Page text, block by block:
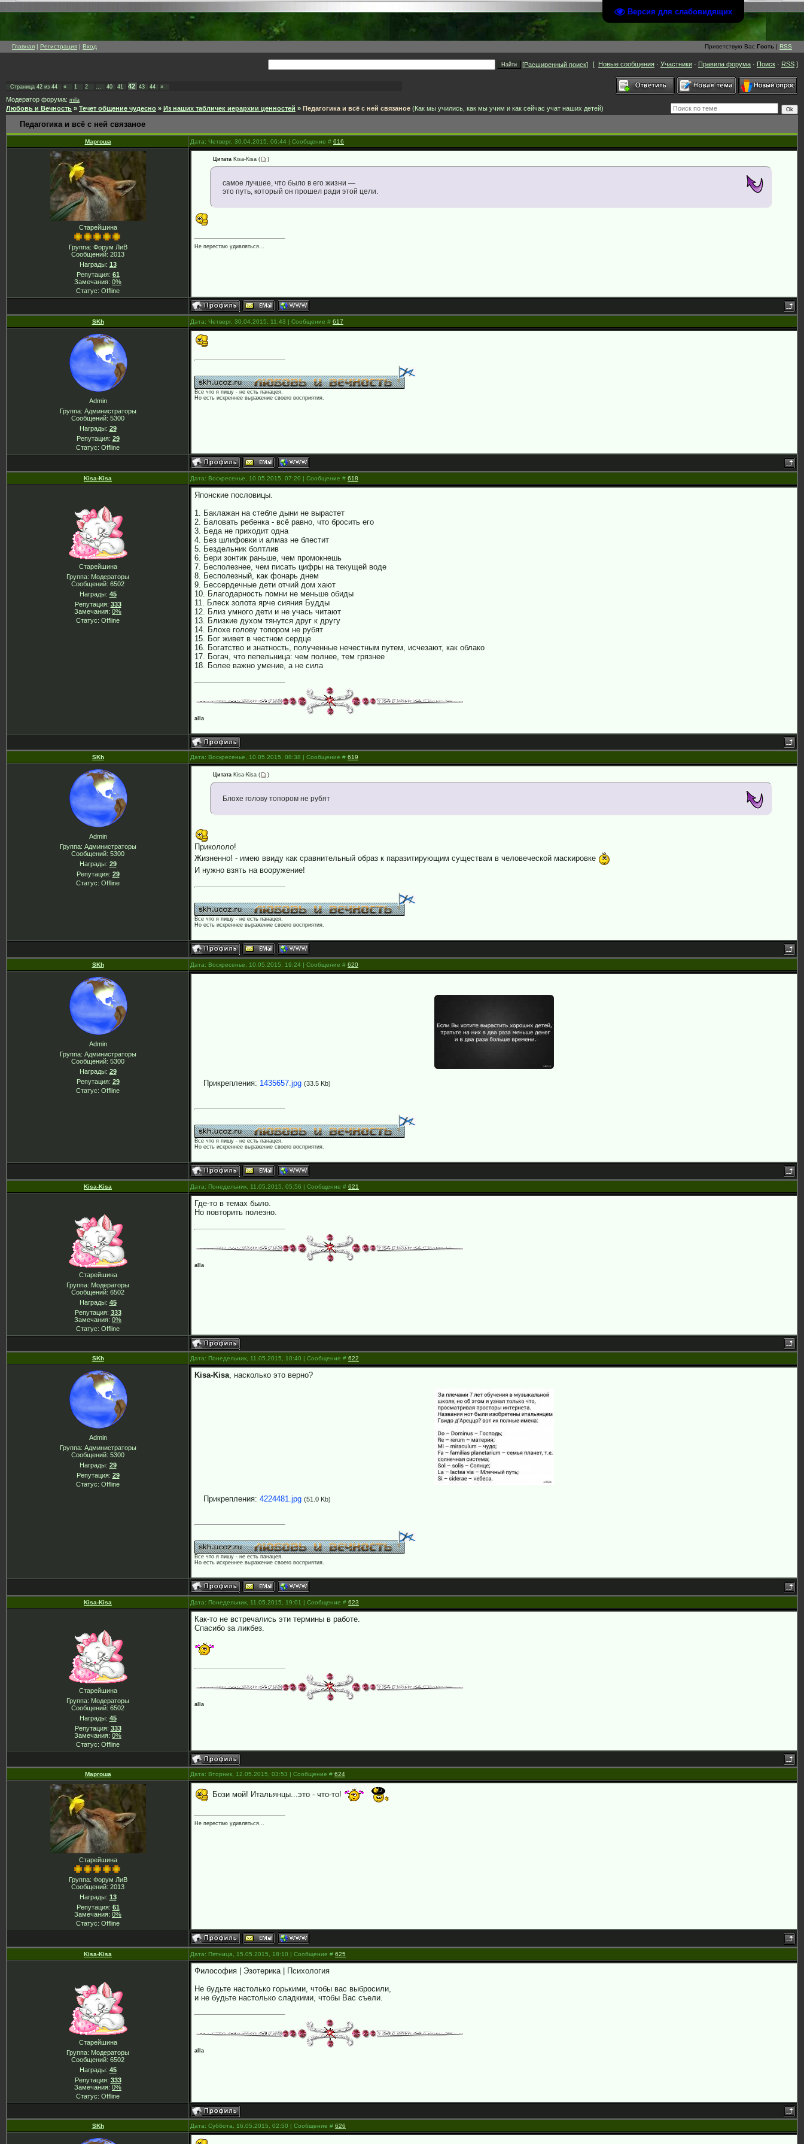
Версия для слабовидящих
Главная | Регистрация | Вход Приветствую Вас Гость | RSS
[Расширенный поиск] [ Новые сообщения · Участники · Правила форума · Поиск · RSS ]
Страница 42 из 44 « 1 2 … 40 41 42 43 44 »
Модератор форума: mila
Любовь и Вечность » Течет общение чудесно » Из наших табличек иерархии ценностей » Педагогика и всё с ней связаное (Как мы учились, как мы учим и как сейчас учат наших детей)
Педагогика и всё с ней связаное
Маргоша Дата: Четверг, 30.04.2015, 06:44 | Сообщение # 616
Старейшина
Группа: Форум ЛиВ
Сообщений: 2013
Награды: 13
Репутация: 61
Замечания: 0%
Статус: Offline
Цитата Kisa-Kisa ( )
самое лучшее, что было в его жизни —
это путь, который он прошел ради этой цели.
Не перестаю удивляться...
SKh Дата: Четверг, 30.04.2015, 11:43 | Сообщение # 617
Admin
Группа: Администраторы
Сообщений: 5300
Награды: 29
Репутация: 29
Статус: Offline
Все что я пишу - не есть панацея.
Но есть искреннее выражение своего восприятия.
Kisa-Kisa Дата: Воскресенье, 10.05.2015, 07:20 | Сообщение # 618
Старейшина
Группа: Модераторы
Сообщений: 6502
Награды: 45
Репутация: 333
Замечания: 0%
Статус: Offline
Японские пословицы.
1. Баклажан на стебле дыни не вырастет
2. Баловать ребенка - всё равно, что бросить его
3. Беда не приходит одна
4. Без шлифовки и алмаз не блестит
5. Бездельник болтлив
6. Бери зонтик раньше, чем промокнешь
7. Бесполезнее, чем писать цифры на текущей воде
8. Бесполезный, как фонарь днем
9. Бессердечные дети отчий дом хают
10. Благодарность помни не меньше обиды
11. Блеск золота ярче сияния Будды
12. Близ умного дети и не учась читают
13. Близкие духом тянутся друг к другу
14. Блохе голову топором не рубят
15. Бог живет в честном сердце
16. Богатство и знатность, полученные нечестным путем, исчезают, как облако
17. Богач, что пепельница: чем полнее, тем грязнее
18. Более важно умение, а не сила
alla
SKh Дата: Воскресенье, 10.05.2015, 08:38 | Сообщение # 619
Admin
Группа: Администраторы
Сообщений: 5300
Награды: 29
Репутация: 29
Статус: Offline
Цитата Kisa-Kisa ( )
Блохе голову топором не рубят
Прикололо!
Жизненно! - имею ввиду как сравнительный образ к паразитирующим существам в человеческой маскировке
И нужно взять на вооружение!
Все что я пишу - не есть панацея.
Но есть искреннее выражение своего восприятия.
SKh Дата: Воскресенье, 10.05.2015, 19:24 | Сообщение # 620
Admin
Группа: Администраторы
Сообщений: 5300
Награды: 29
Репутация: 29
Статус: Offline
Прикрепления: 1435657.jpg (33.5 Kb)
Все что я пишу - не есть панацея.
Но есть искреннее выражение своего восприятия.
Kisa-Kisa Дата: Понедельник, 11.05.2015, 05:56 | Сообщение # 621
Старейшина
Группа: Модераторы
Сообщений: 6502
Награды: 45
Репутация: 333
Замечания: 0%
Статус: Offline
Где-то в темах было.
Но повторить полезно.
alla
SKh Дата: Понедельник, 11.05.2015, 10:40 | Сообщение # 622
Admin
Группа: Администраторы
Сообщений: 5300
Награды: 29
Репутация: 29
Статус: Offline
Kisa-Kisa, насколько это верно?
Прикрепления: 4224481.jpg (51.0 Kb)
Все что я пишу - не есть панацея.
Но есть искреннее выражение своего восприятия.
Kisa-Kisa Дата: Понедельник, 11.05.2015, 19:01 | Сообщение # 623
Старейшина
Группа: Модераторы
Сообщений: 6502
Награды: 45
Репутация: 333
Замечания: 0%
Статус: Offline
Как-то не встречались эти термины в работе.
Спасибо за ликбез.
alla
Маргоша Дата: Вторник, 12.05.2015, 03:53 | Сообщение # 624
Старейшина
Группа: Форум ЛиВ
Сообщений: 2013
Награды: 13
Репутация: 61
Замечания: 0%
Статус: Offline
Бози мой! Итальянцы...это - что-то!
Не перестаю удивляться...
Kisa-Kisa Дата: Пятница, 15.05.2015, 18:10 | Сообщение # 625
Старейшина
Группа: Модераторы
Сообщений: 6502
Награды: 45
Репутация: 333
Замечания: 0%
Статус: Offline
Философия | Эзотерика | Психология
Не будьте настолько горькими, чтобы вас выбросили,
и не будьте настолько сладкими, чтобы Вас съели.
alla
SKh Дата: Суббота, 16.05.2015, 02:50 | Сообщение # 626